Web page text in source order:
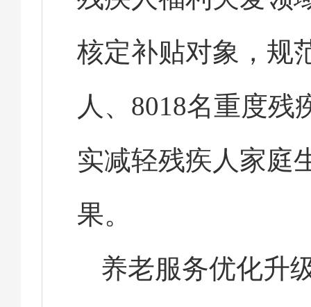
核定补贴对象，规
人、8018名重度残
实减轻残疾人家庭
果。
养老服务优化升